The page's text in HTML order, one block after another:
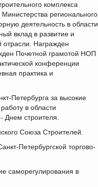
комплекса
регионального
деятельность в области
вклад в развитие и
отрасли. Награжден
Почетной грамотой НОП
конференции
практика и
Петербурга за высокие
в области
Днем строителя.
Союза Строителей.
Петербургской торгово-
саморегулирования в